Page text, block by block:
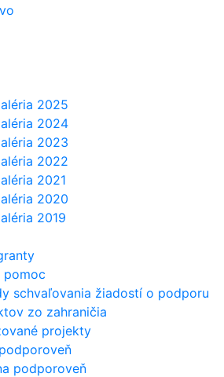
2025
2024
2023
2022
2021
2020
2019
pomoc
schvaľovania žiadostí o podporu
zo zahraničia
projekty
podporoveň